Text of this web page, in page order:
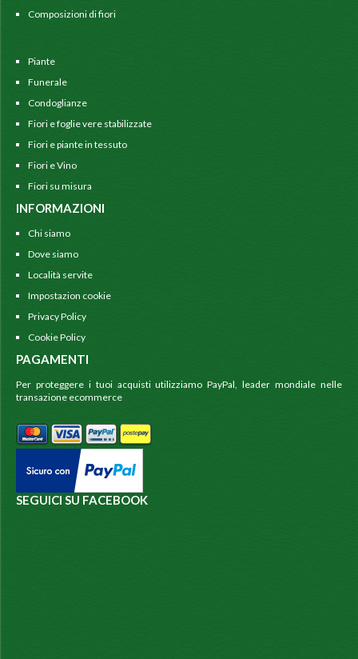
Composizioni di fiori
Piante
Funerale
Condoglianze
Fiori e foglie vere stabilizzate
Fiori e piante in tessuto
Fiori e Vino
Fiori su misura
INFORMAZIONI
Chi siamo
Dove siamo
Località servite
Impostazion cookie
Privacy Policy
Cookie Policy
PAGAMENTI
Per proteggere i tuoi acquisti utilizziamo PayPal, leader mondiale nelle
transazione ecommerce
SEGUICI SU FACEBOOK